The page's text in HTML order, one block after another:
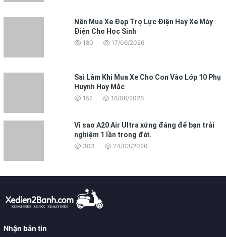
Nên Mua Xe Đạp Trợ Lực Điện Hay Xe Máy
Điện Cho Học Sinh
180 17/06/2026
Sai Lầm Khi Mua Xe Cho Con Vào Lớp 10 Phụ
Huynh Hay Mắc
152 16/06/2026
Vì sao A20 Air Ultra xứng đáng để bạn trải
nghiệm 1 lần trong đời.
303 24/03/2026
Nhận bản tin